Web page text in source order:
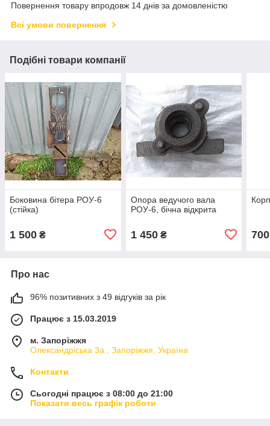
Повернення товару впродовж 14 днів за домовленістю
Всі умови повернення
Подібні товари компанії
Боковина бітера РОУ-6
(стійка)
1 500 ₴
Опора ведучого вала
РОУ-6, бічна відкрита
1 450₴ 700
Про нас
96% позитивних з 49 відгуків за рік
Працює з 15.03.2019
м. Запоріжжя
Олександріська 3а., Запоріжжя, Україна
Контакти
Сьогодні працює з 08:00 до 21:00
Показати весь графік роботи